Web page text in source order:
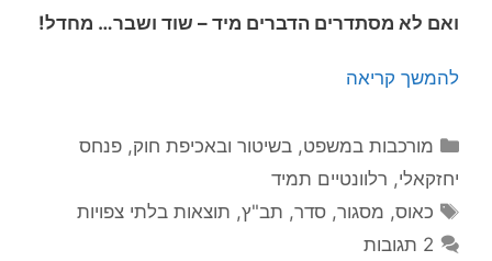
ואם לא מסתדרים הדברים מיד – שוד ושבר… מחדל!
להמשך קריאה
קטגוריות
מורכבות במשפט, בשיטור ובאכיפת חוק,פנחס
יחזקאלי, רלוונטיים תמיד
תגיות
כאוס, מסגור,סדר, תב"ץ, תוצאות בלתי צפויות
2 תגובות